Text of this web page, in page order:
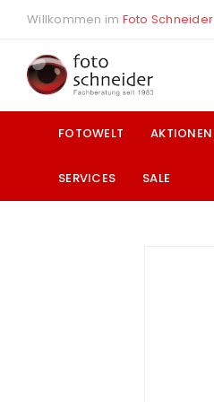
Willkommen im Foto Schneider
FOTOWELT AKTIONEN
SERVICES SALE